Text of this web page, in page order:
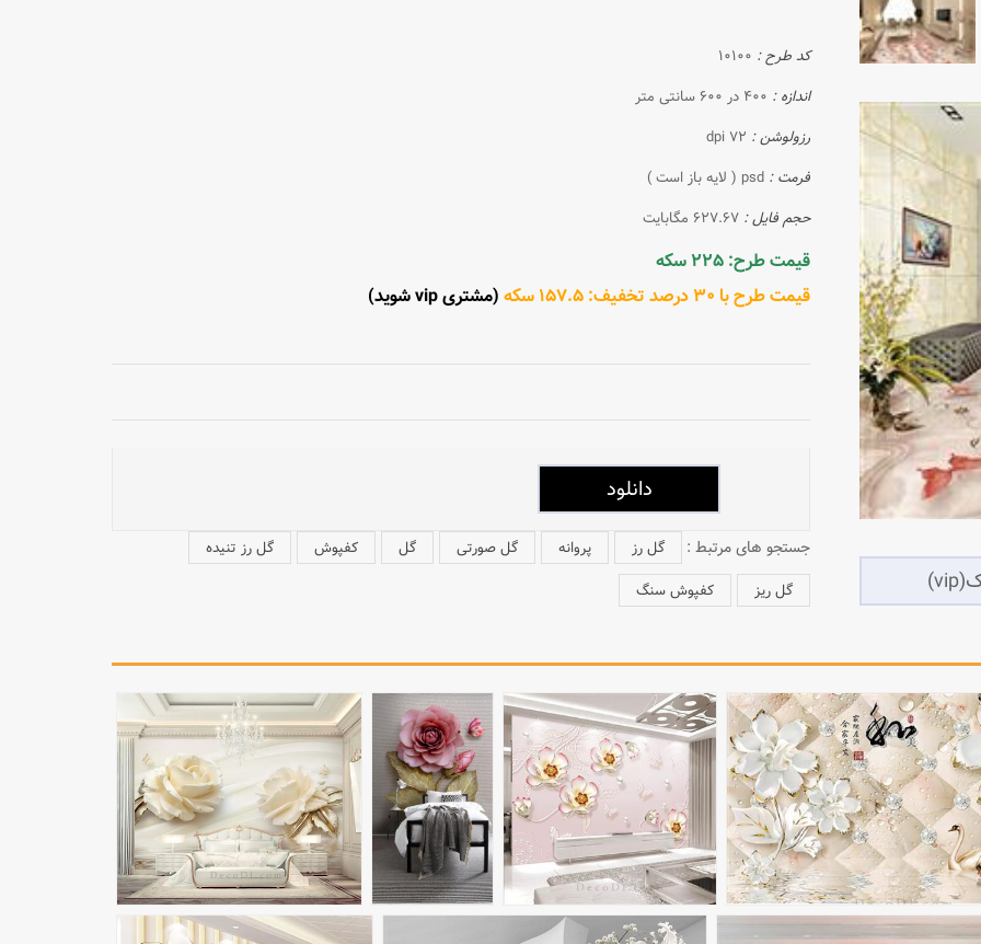
کد طرح : 10100
اندازه : 400 در 600 سانتی متر
رزولوشن : 72 dpi
فرمت : psd ( لایه باز است )
حجم فایل : 627.67 مگابایت
قیمت طرح: 225 سکه
قیمت طرح با 30 درصد تخفیف: 157.5 سکه
(مشتری vip شوید)
جستجو های مرتبط : گل رز پروانه گل صورتی گل کفپوش
گل رز تنیده
گل ریز
کفپوش سنگ